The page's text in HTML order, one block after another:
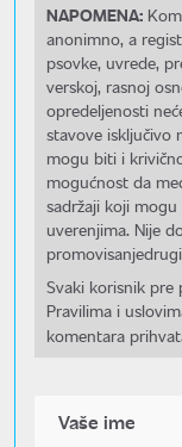
NAPOMENA:
anonimno, a
psovke, uvrede,
verskoj, rasnoj
opredeljenosti
stavove isključivo
mogu biti i
mogućnost da
sadržaji koji
uverenjima. Nije
Svaki korisnik pre
Pravilima i
komentara